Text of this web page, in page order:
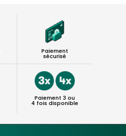
Paiement
sécurisé
Paiement 3 ou
4 fois disponible